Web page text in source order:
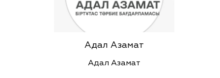
Адал Азамат
Адал Азамат